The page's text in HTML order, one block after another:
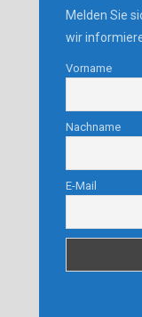
Melden Sie
wir
Vorname
Nachname
E-Mail